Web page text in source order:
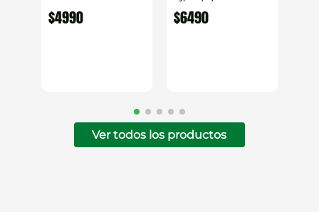
Mestre
$4990
cm x 2.40cm
$6490
Ver todos los productos